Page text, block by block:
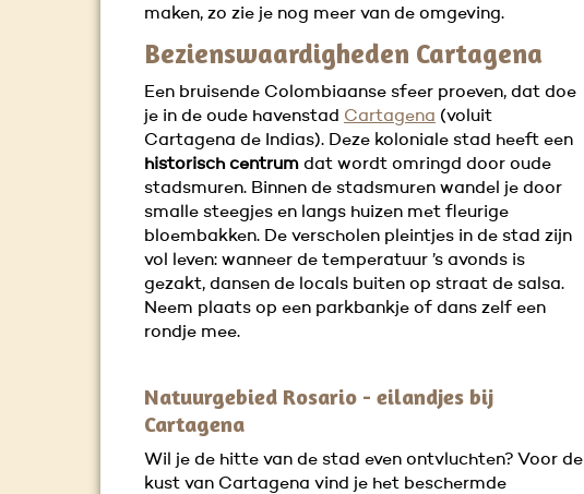
maken, zo zie je nog meer van de omgeving.
Bezienswaardigheden Cartagena
Een bruisende Colombiaanse sfeer proeven, dat doe
je in de oude havenstad Cartagena (voluit
Cartagena de Indias). Deze koloniale stad heeft een
historisch centrum dat wordt omringd door oude
stadsmuren. Binnen de stadsmuren wandel je door
smalle steegjes en langs huizen met fleurige
bloembakken. De verscholen pleintjes in de stad zijn
vol leven: wanneer de temperatuur ’s avonds is
gezakt, dansen de locals buiten op straat de salsa.
Neem plaats op een parkbankje of dans zelf een
rondje mee.
Natuurgebied Rosario - eilandjes bij
Cartagena
Wil je de hitte van de stad even ontvluchten? Voor de
kust van Cartagena vind je het beschermde